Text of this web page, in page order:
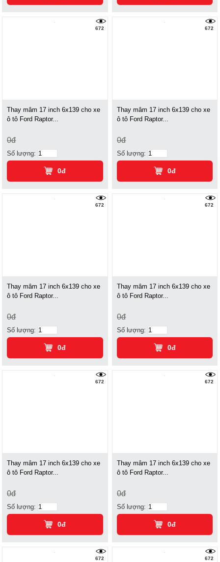
672
Thay mâm 17 inch 6x139 cho xe
ô tô Ford Raptor...
0đ
Số lượng:
0đ
672
Thay mâm 17 inch 6x139 cho xe
ô tô Ford Raptor...
0đ
Số lượng:
0đ
672
Thay mâm 17 inch 6x139 cho xe
ô tô Ford Raptor...
0đ
Số lượng:
0đ
672
Thay mâm 17 inch 6x139 cho xe
ô tô Ford Raptor...
0đ
Số lượng:
0đ
672
Thay mâm 17 inch 6x139 cho xe
ô tô Ford Raptor...
0đ
Số lượng:
0đ
672
Thay mâm 17 inch 6x139 cho xe
ô tô Ford Raptor...
0đ
Số lượng:
0đ
672 672